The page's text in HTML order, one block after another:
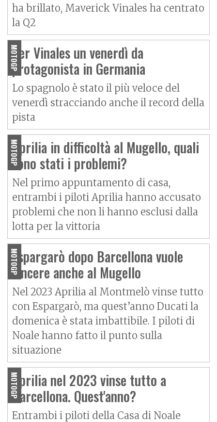
ha brillato, Maverick Vinales ha centrato
la Q2
MOTOGP
Per Vinales un venerdì da
protagonista in Germania
Lo spagnolo è stato il più veloce del
venerdì stracciando anche il record della
pista
MOTOGP
Aprilia in difficoltà al Mugello, quali
sono stati i problemi?
Nel primo appuntamento di casa,
entrambi i piloti Aprilia hanno accusato
problemi che non li hanno esclusi dalla
lotta per la vittoria
MOTOGP
Espargarò dopo Barcellona vuole
vincere anche al Mugello
Nel 2023 Aprilia al Montmelò vinse tutto
con Espargarò, ma quest’anno Ducati la
domenica è stata imbattibile. I piloti di
Noale hanno fatto il punto sulla
situazione
MOTOGP
Aprilia nel 2023 vinse tutto a
Barcellona. Quest'anno?
Entrambi i piloti della Casa di Noale